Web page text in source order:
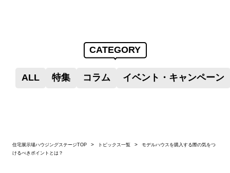
CATEGORY
ALL 特集 コラム イベント・キャンペーン
住宅展示場ハウジングステージTOP トピックス一覧
モデルハウスを購入する際の気をつ
けるべきポイントとは？